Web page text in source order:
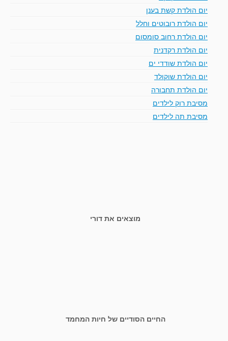
יום הולדת קשת בענן
יום הולדת רובוטים וחלל
יום הולדת רחוב סומסום
יום הולדת רקדנית
יום הולדת שודדי ים
יום הולדת שוקולד
יום הולדת תחבורה
מסיבת רוק לילדים
מסיבת תה לילדים
מוצאים את דורי
החיים הסודיים של חיות המחמד